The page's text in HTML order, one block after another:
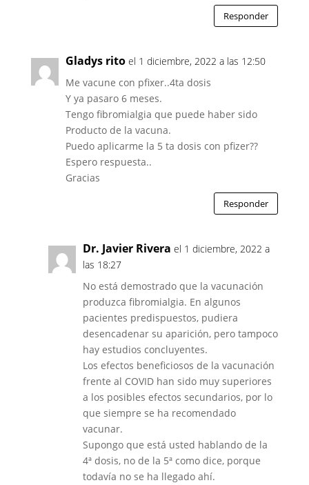
Responder
Gladys rito el 1 diciembre, 2022 a las 12:50
Me vacune con pfixer..4ta dosis
Y ya pasaro 6 meses.
Tengo fibromialgia que puede haber sido
Producto de la vacuna.
Puedo aplicarme la 5 ta dosis con pfizer??
Espero respuesta..
Gracias
Responder
Dr. Javier Rivera el 1 diciembre, 2022 a
las 18:27
No está demostrado que la vacunación
produzca fibromialgia. En algunos
pacientes predispuestos, pudiera
desencadenar su aparición, pero tampoco
hay estudios concluyentes.
Los efectos beneficiosos de la vacunación
frente al COVID han sido muy superiores
a los posibles efectos secundarios, por lo
que siempre se ha recomendado
vacunar.
Supongo que está usted hablando de la
4ª dosis, no de la 5ª como dice, porque
todavía no se ha llegado ahí.